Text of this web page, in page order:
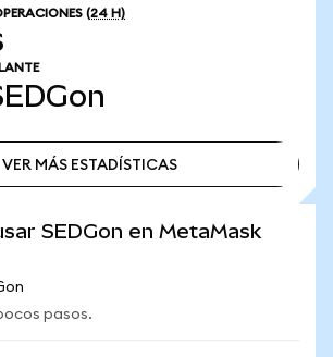
(24 H)
VER MÁS ESTADÍSTICAS
SEDGon en MetaMask
pasos.